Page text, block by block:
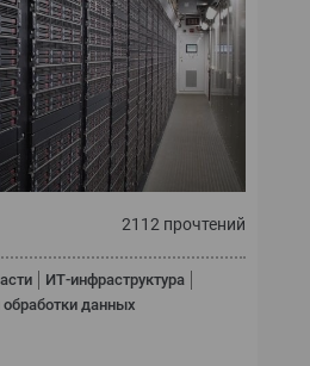
2112 прочтений
ИТ-инфраструктура
данных